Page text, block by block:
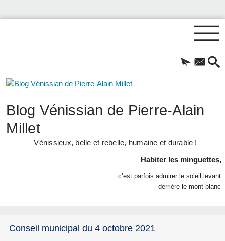
Blog Vénissian de Pierre-Alain
Millet
Vénissieux, belle et rebelle, humaine et durable !
Habiter les minguettes,
c’est parfois admirer le soleil levant
derrière le mont-blanc
Conseil municipal du 4 octobre 2021